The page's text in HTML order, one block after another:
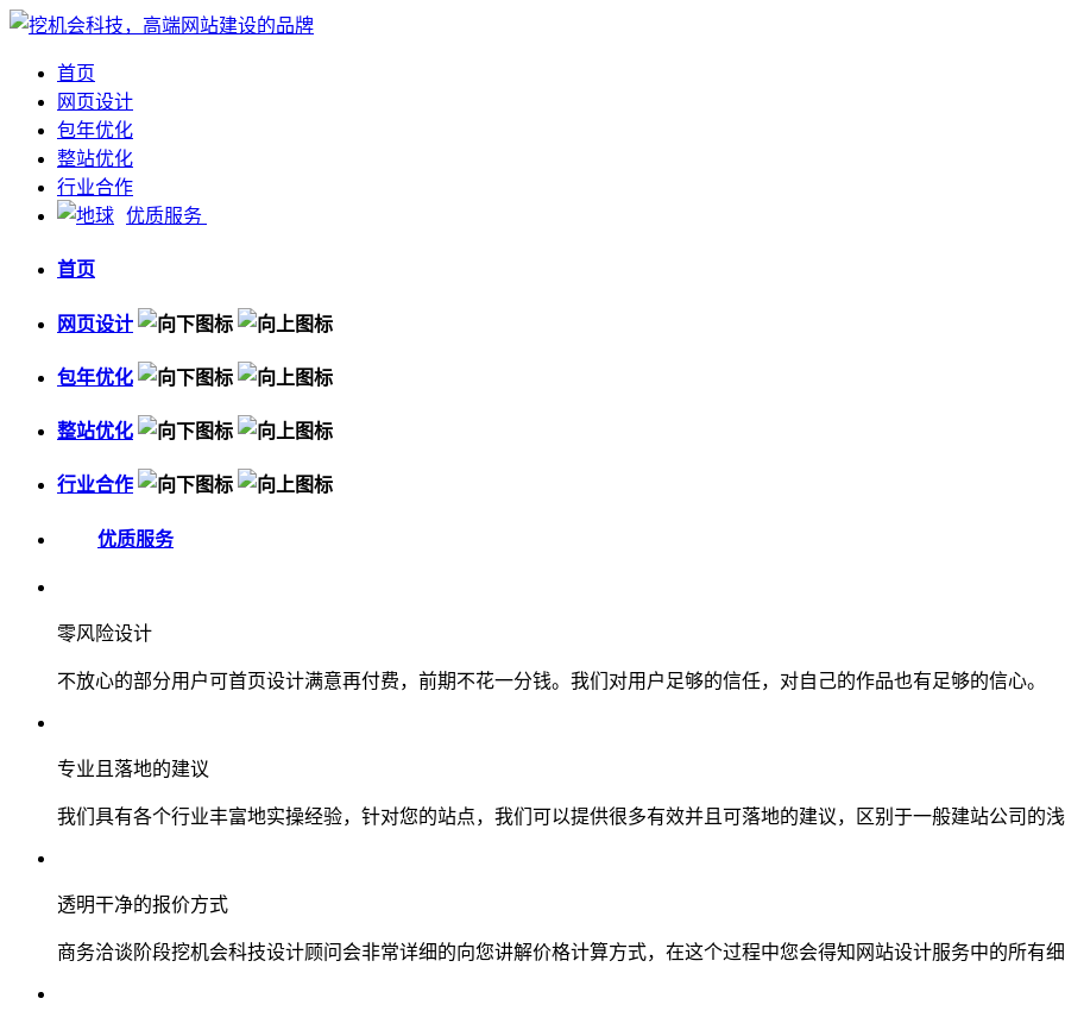
首页
网页设计
包年优化
整站优化
行业合作
优质服务
首页
网页设计
包年优化
整站优化
行业合作
优质服务
零风险设计
不放心的部分用户可首页设计满意再付费，前期不花一分钱。我们对用户足够的信任，对自己的作品也有足够的信心。
专业且落地的建议
我们具有各个行业丰富地实操经验，针对您的站点，我们可以提供很多有效并且可落地的建议，区别于一般建站公司的
透明干净的报价方式
商务洽谈阶段挖机会科技设计顾问会非常详细的向您讲解价格计算方式，在这个过程中您会得知网站设计服务中的所有